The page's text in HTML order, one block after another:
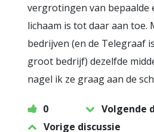
vergrotingen van bepaalde
lichaam is tot daar aan toe.
bedrijven (en de Telegraaf
groot bedrijf) dezelfde
nagel ik ze graag aan de
0
Volgende
Vorige discussie